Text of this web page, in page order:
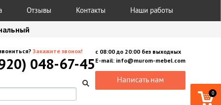
Отзывы Контакты Наши работы
с 08:00 до 20:00 без выходных
E-mail: info@murom-mebel.com
Написать нам
Закажите звонок!
048-67-45
0